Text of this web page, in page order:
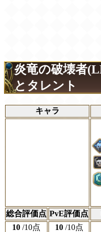
炎竜の破壊者
とタレント
キャラ
総合評価点 PvE評価点
10 /10点 10/10点